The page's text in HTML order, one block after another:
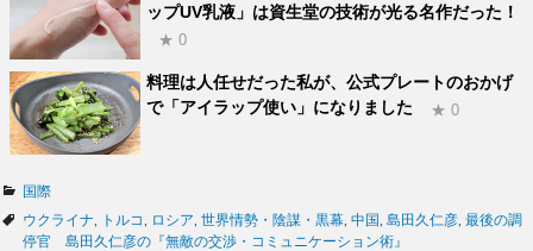
ップUV乳液」は資生堂の技術が光る名作だった！
★ 0
料理は人任せだった私が、公式プレートのおかげ
で「アイラップ使い」になりました
★ 0
カ
テ
ゴ
国際
タ
グ
ウクライナ トルコ ロシア 世界情勢・陰謀・黒幕 中国 島田久仁彦 最後の調
停官 島田久仁彦の『無敵の交渉・コミュニケーション術』